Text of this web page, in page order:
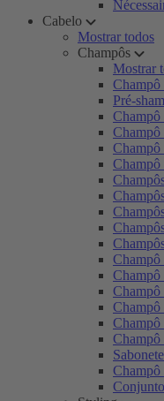
Cabelo
Mostrar todos
Champôs
Mostrar
Champô
Pré-
Champô
Champô
Champô
Champô
Champô
Champô
Champô
Champô
Champô
Champô